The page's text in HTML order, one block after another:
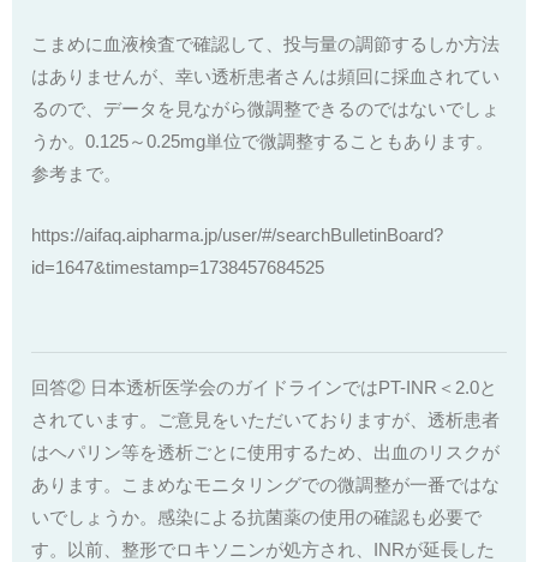
こまめに血液検査で確認して、投与量の調節するしか方法
はありませんが、幸い透析患者さんは頻回に採血されてい
るので、データを見ながら微調整できるのではないでしょ
うか。0.125～0.25mg単位で微調整することもあります。
参考まで。
https://aifaq.aipharma.jp/user/#/searchBulletinBoard?
id=1647&timestamp=1738457684525
回答② 日本透析医学会のガイドラインではPT-INR＜2.0と
されています。ご意見をいただいておりますが、透析患者
はヘパリン等を透析ごとに使用するため、出血のリスクが
あります。こまめなモニタリングでの微調整が一番ではな
いでしょうか。感染による抗菌薬の使用の確認も必要で
す。以前、整形でロキソニンが処方され、INRが延長した